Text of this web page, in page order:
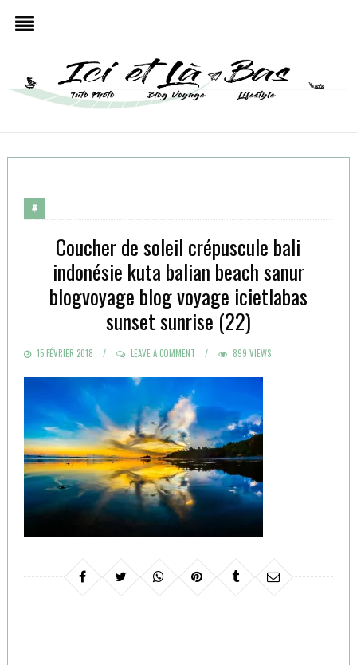
Coucher de soleil crépuscule bali
indonésie kuta balian beach sanur
blogvoyage blog voyage icietlabas
sunset sunrise (22)
POSTED
15 FÉVRIER 2018 LEAVE A COMMENT 899 VIEWS